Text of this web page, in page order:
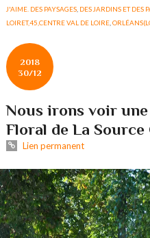
J'AIME. DES PAYSAGES DES JARDINS ET DES
LOIRET,45,CENTRE VAL DE LOIRE ,
2018
30/12
Nous irons voir
Floral de La Source
Lien permanent